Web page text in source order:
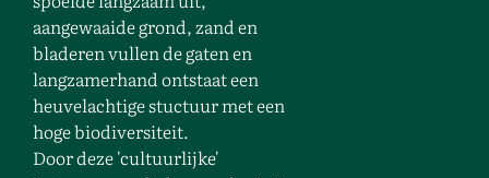
aangewaaide grond, zand en
bladeren vullen de gaten en
langzamerhand ontstaat een
heuvelachtige stuctuur met een
hoge biodiversiteit.
Door deze 'cultuurlijke'